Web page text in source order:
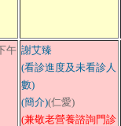
午 謝艾臻
(看診進度及未看診人
數)
(簡介)(仁愛)
(兼敬老營養諮詢門診